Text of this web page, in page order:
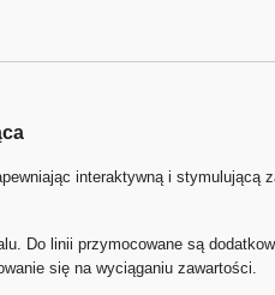
interaktywną i
Do linii przymocowane są
się na wyciąganiu zawartości.